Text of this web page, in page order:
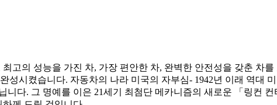
고의 성능을 가진 차, 가장 편안한 차, 완벽한 안전성을 갖춘 차
시켰습니다. 자동차의 나라 미국의 자부심- 1942년 이래 역대
다. 그 명예를 이은 21세기 최첨단 메카니즘의 새로운 「링컨